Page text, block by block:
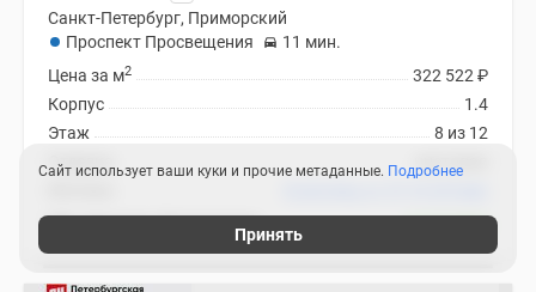
Санкт-Петербург, Приморский
Проспект Просвещения
11 мин.
322 522 ₽
Цена за м2
1.4
Корпус
8 из 12
Этаж
чистовая
Отделка
Сайт использует ваши куки и прочие метаданные. Подробнее
Принять